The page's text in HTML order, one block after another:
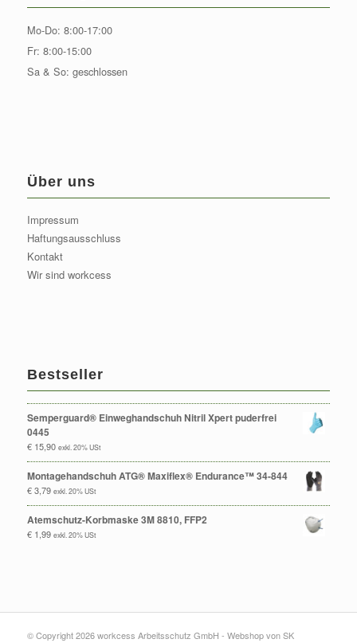
Mo-Do: 8:00-17:00
Fr: 8:00-15:00
Sa & So: geschlossen
Über uns
Impressum
Haftungsausschluss
Kontakt
Wir sind workcess
Bestseller
Semperguard® Einweghandschuh Nitril Xpert puderfrei
0445
€15,90 exkl. 20% USt
Montagehandschuh ATG® Maxiflex® Endurance™ 34-844
€3,79 exkl. 20% USt
Atemschutz-Korbmaske 3M 8810, FFP2
€1,99 exkl. 20% USt
© Copyright 2026 workcess Arbeitsschutz GmbH - Webshop von SK